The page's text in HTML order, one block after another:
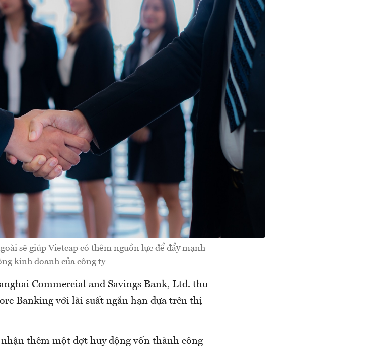
sẽ giúp Vietcap có thêm nguồn lực để đẩy mạnh
kinh doanh của công ty
Commercial and Savings Bank, Ltd. thu
Banking với lãi suất ngắn hạn dựa trên thị
thêm một đợt huy động vốn thành công